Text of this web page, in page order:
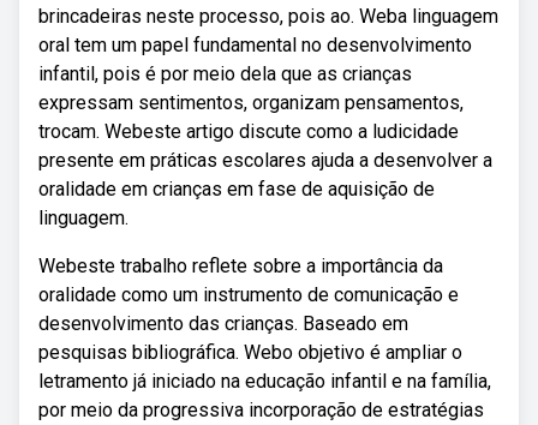
brincadeiras neste processo, pois ao. Weba linguagem
oral tem um papel fundamental no desenvolvimento
infantil, pois é por meio dela que as crianças
expressam sentimentos, organizam pensamentos,
trocam. Webeste artigo discute como a ludicidade
presente em práticas escolares ajuda a desenvolver a
oralidade em crianças em fase de aquisição de
linguagem.
Webeste trabalho reflete sobre a importância da
oralidade como um instrumento de comunicação e
desenvolvimento das crianças. Baseado em
pesquisas bibliográfica. Webo objetivo é ampliar o
letramento já iniciado na educação infantil e na família,
por meio da progressiva incorporação de estratégias